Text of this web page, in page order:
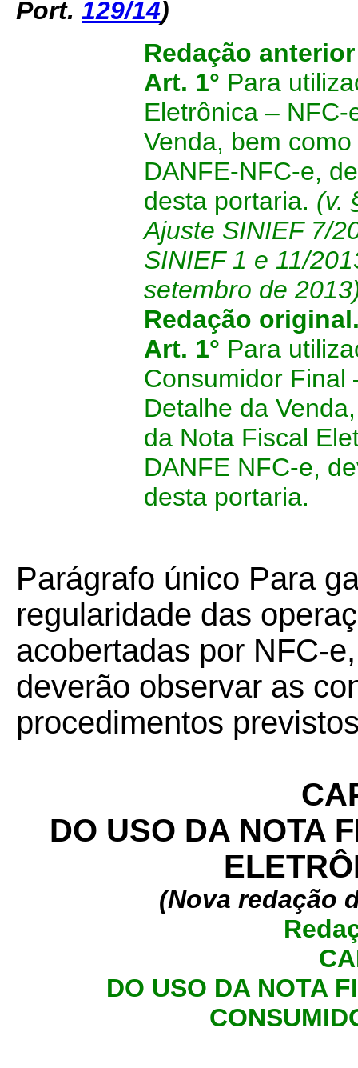
Port. 129/14)
Redação
Art. 1° Para
Eletrônica –
Venda, bem
DANFE-NFC-e,
desta portaria. (v.
Ajuste SINIEF 7/
SINIEF 1 e 11/
setembro de
Redação
Art. 1° Para
Consumidor Final
Detalhe da
da Nota Fiscal
DANFE NFC-e,
desta portaria.
Parágrafo único Para
regularidade das
acobertadas por NFC-
deverão observar as
procedimentos
DO USO DA NOTA
(Nova redação
DO USO DA NOTA